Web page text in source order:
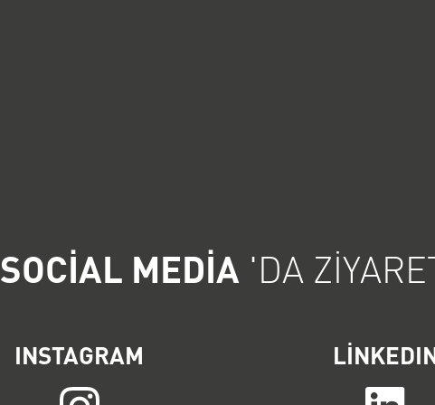
SOCIAL MEDIA 'DA
INSTAGRAM